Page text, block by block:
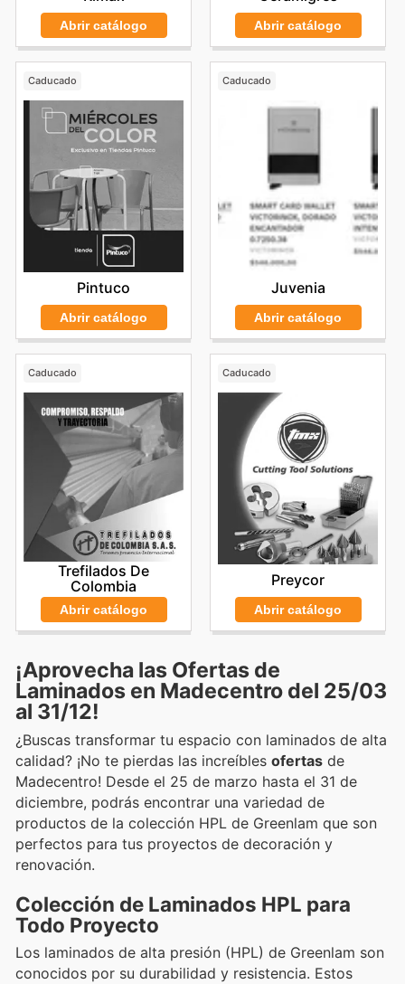
Abrir catálogo Abrir catálogo
Caducado
Pintuco
Abrir catálogo
Caducado
Juvenia
Abrir catálogo
Caducado
Trefilados De
Colombia
Abrir catálogo
Caducado
Preycor
Abrir catálogo
¡Aprovecha las Ofertas de
Laminados en Madecentro del 25/03
al 31/12!
¿Buscas transformar tu espacio con laminados de alta
calidad? ¡No te pierdas las increíbles ofertas de
Madecentro! Desde el 25 de marzo hasta el 31 de
diciembre, podrás encontrar una variedad de
productos de la colección HPL de Greenlam que son
perfectos para tus proyectos de decoración y
renovación.
Colección de Laminados HPL para
Todo Proyecto
Los laminados de alta presión (HPL) de Greenlam son
conocidos por su durabilidad y resistencia. Estos